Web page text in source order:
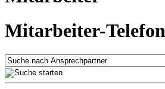
Mitarbeiter-